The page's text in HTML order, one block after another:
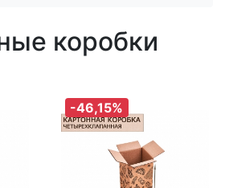
коробки
-46,15%